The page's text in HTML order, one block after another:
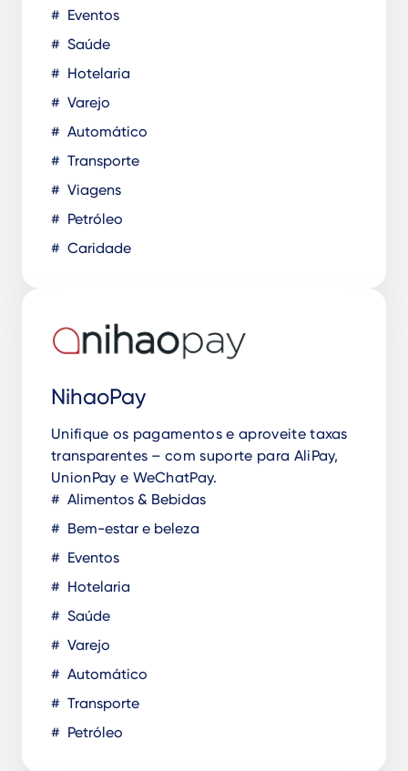
Eventos
Saúde
Hotelaria
Varejo
Automático
Transporte
Viagens
Petróleo
Caridade
NihaoPay
Unifique os pagamentos e aproveite taxas
transparentes – com suporte para AliPay,
UnionPay e WeChatPay.
Alimentos & Bebidas
Bem-estar e beleza
Eventos
Hotelaria
Saúde
Varejo
Automático
Transporte
Petróleo